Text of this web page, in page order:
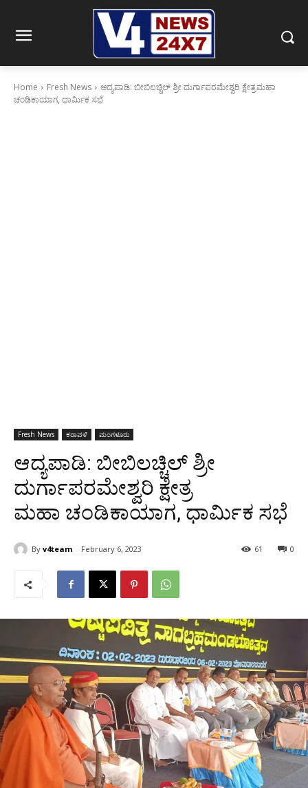
Home Fresh News
ಆದ್ಯಪಾಡಿ: ಬೀಬಿಲಚ್ಚಿಲ್ ಶ್ರೀ ದುರ್ಗಾಪರಮೇಶ್ವರಿ ಕ್ಷೇತ್ರಮಹಾ
ಚಂಡಿಕಾಯಾಗ, ಧಾರ್ಮಿಕ ಸಭೆ
Fresh News ಕರಾವಳಿ ಮಂಗಳೂರು
ಆದ್ಯಪಾಡಿ: ಬೀಬಿಲಚ್ಚಿಲ್ ಶ್ರೀ
ದುರ್ಗಾಪರಮೇಶ್ವರಿ ಕ್ಷೇತ್ರ
ಮಹಾ ಚಂಡಿಕಾಯಾಗ, ಧಾರ್ಮಿಕ ಸಭೆ
By v4team February 6, 2023 0
61